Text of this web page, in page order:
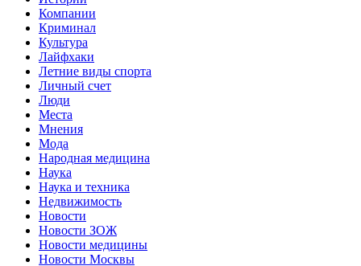
Компании
Криминал
Культура
Лайфхаки
Летние виды спорта
Личный счет
Люди
Места
Мнения
Мода
Народная медицина
Наука
Наука и техника
Недвижимость
Новости
Новости ЗОЖ
Новости медицины
Новости Москвы